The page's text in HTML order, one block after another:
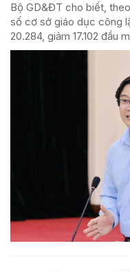
Bộ GD&ĐT cho biết,
số cơ sở giáo dục công
20.284, giảm 17.102 đầu